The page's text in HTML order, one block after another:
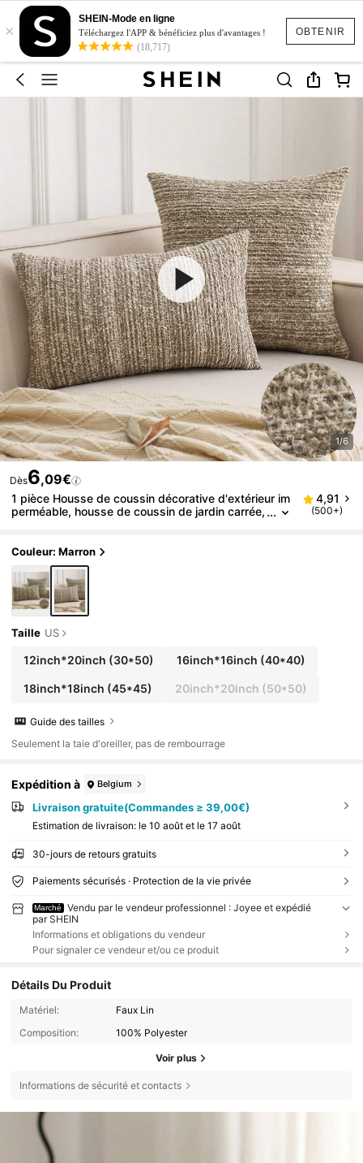
OBTENIR
×
SHEIN-Mode en ligne
Téléchargez l'APP & bénéficiez plus d'avantages !
(18,717)
1/6
Dès6,09€
1 pièce Housse de coussin décorative d'extérieur im
perméable, housse de coussin de jardin carrée,
4,91
(500+)
Couleur: Marron
Taille US
12inch*20inch (30*50) 16inch*16inch (40*40)
18inch*18inch (45*45) 20inch*20inch (50*50)
Guide des tailles
Seulement la taie d'oreiller, pas de rembourrage
Expédition à Belgium
Livraison gratuite(Commandes ≥ 39,00€)
Estimation de livraison: le 10 août et le 17 août
30-jours de retours gratuits
Paiements sécurisés · Protection de la vie privée
Marché
Vendu par le vendeur professionnel : Joyee et expédié
par SHEIN
Informations et obligations du vendeur
Pour signaler ce vendeur et/ou ce produit
Détails Du Produit
Matériel:
Faux Lin
Composition:
100% Polyester
Voir plus
Informations de sécurité et contacts